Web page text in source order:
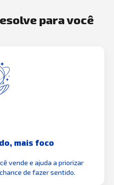
para você
mais foco
vende e ajuda a priorizar
de fazer sentido.